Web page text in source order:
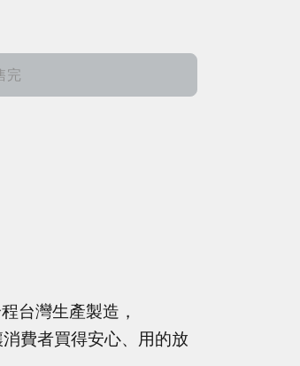
完
台灣生產製造，
費者買得安心、用的放